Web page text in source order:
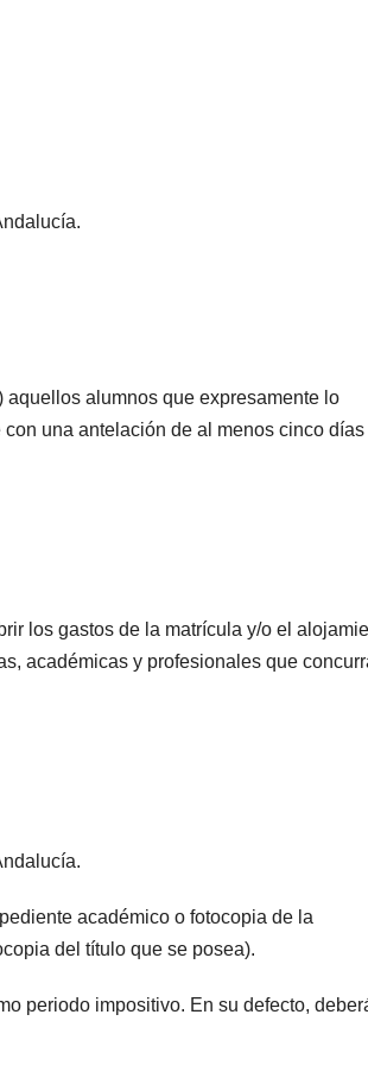
alumnos que expresamente lo
una antelación de al menos cinco días
los gastos de la matrícula y/o el
académicas y profesionales que
académico o fotocopia de la
del título que se posea).
periodo impositivo. En su defecto,